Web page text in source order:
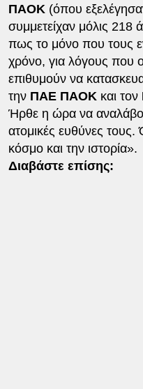
ΠΑΟΚ (όπου
συμμετείχαν μόλις 218
πως το μόνο που τους
χρόνο, για λόγους που
επιθυμούν να
την ΠΑΕ ΠΑΟΚ και τον
Ήρθε η ώρα να
ατομικές ευθύνες
κόσμο και την ιστορία».
Διαβάστε επίσης: